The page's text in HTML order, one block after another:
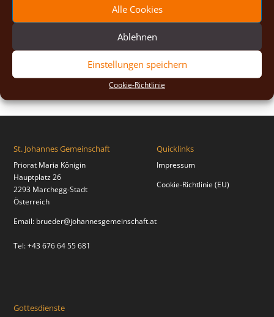
Alle Cookies
Ablehnen
Einstellungen speichern
Cookie-Richtlinie
2020(2)
St. Johannes Gemeinschaft
Priorat Maria Königin
Hauptplatz 26
2293 Marchegg-Stadt
Österreich
Email: brueder@johannesgemeinschaft.at
Tel: +43 676 64 55 681
Quicklinks
Impressum
Cookie-Richtlinie (EU)
Gottesdienste